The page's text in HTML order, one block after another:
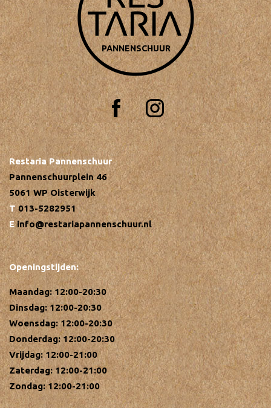
PANNENSCHUUR
Restaria Pannenschuur
Pannenschuurplein 46
5061 WP Oisterwijk
013-5282951
info@restariapannenschuur.nl
Openingstijden:
Maandag: 12:00-20:30
Dinsdag: 12:00-20:30
Woensdag: 12:00-20:30
Donderdag: 12:00-20:30
Vrijdag: 12:00-21:00
Zaterdag: 12:00-21:00
Zondag: 12:00-21:00